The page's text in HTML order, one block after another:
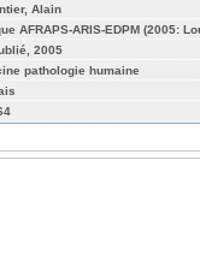
Alain
AFRAPS-ARIS-EDPM (2005:
2005
pathologie humaine